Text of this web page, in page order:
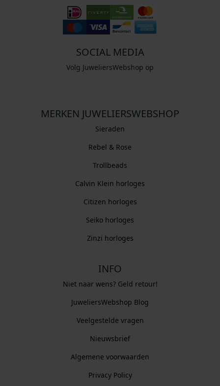
SOCIAL MEDIA
Volg JuweliersWebshop op
MERKEN JUWELIERSWEBSHOP
Sieraden
Rebel & Rose
Trollbeads
Calvin Klein horloges
Citizen horloges
Seiko horloges
Zinzi horloges
INFO
Niet naar wens? Geld retour!
JuweliersWebshop Blog
Veelgestelde vragen
Nieuwsbrief
Algemene voorwaarden
Privacy Policy